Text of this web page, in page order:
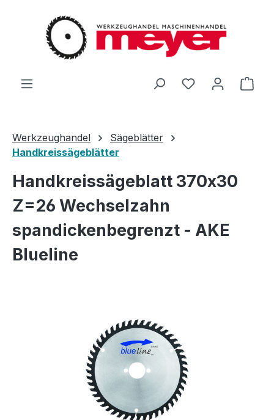
Zum Hauptinhalt springen
Du hast 0
Werkzeughandel
Sägeblätter
Handkreissägeblätter
Handkreissägeblatt 370x30
Z=26 Wechselzahn
spandickenbegrenzt - AKE
Blueline